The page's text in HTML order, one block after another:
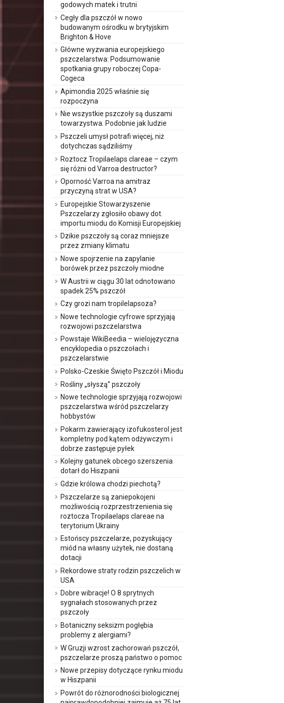
godowych matek i trutni
Cegły dla pszczół w nowo
budowanym ośrodku w brytyjskim
Brighton & Hove
Główne wyzwania europejskiego
pszczelarstwa: Podsumowanie
spotkania grupy roboczej Copa-
Cogeca
Apimondia 2025 właśnie się
rozpoczyna
Nie wszystkie pszczoły są duszami
towarzystwa. Podobnie jak ludzie
Pszczeli umysł potrafi więcej, niż
dotychczas sądziliśmy
Roztocz Tropilaelaps clareae – czym
się różni od Varroa destructor?
Oporność Varroa na amitraz
przyczyną strat w USA?
Europejskie Stowarzyszenie
Pszczelarzy zgłosiło obawy dot.
importu miodu do Komisji Europejskiej
Dzikie pszczoły są coraz mniejsze
przez zmiany klimatu
Nowe spojrzenie na zapylanie
borówek przez pszczoły miodne
W Austrii w ciągu 30 lat odnotowano
spadek 25% pszczół
Czy grozi nam tropilelapsoza?
Nowe technologie cyfrowe sprzyjają
rozwojowi pszczelarstwa
Powstaje WikiBeedia – wielojęzyczna
encyklopedia o pszczołach i
pszczelarstwie
Polsko-Czeskie Święto Pszczół i Miodu
Rośliny „słyszą” pszczoły
Nowe technologie sprzyjają rozwojowi
pszczelarstwa wśród pszczelarzy
hobbystów
Pokarm zawierający izofukosterol jest
kompletny pod kątem odżywczym i
dobrze zastępuje pyłek
Kolejny gatunek obcego szerszenia
dotarł do Hiszpanii
Gdzie królowa chodzi piechotą?
Pszczelarze są zaniepokojeni
możliwością rozprzestrzenienia się
roztocza Tropilaelaps clareae na
terytorium Ukrainy
Estońscy pszczelarze, pozyskujący
miód na własny użytek, nie dostaną
dotacji
Rekordowe straty rodzin pszczelich w
USA
Dobre wibracje! O 8 sprytnych
sygnałach stosowanych przez
pszczoły
Botaniczny seksizm pogłębia
problemy z alergiami?
W Gruzji wzrost zachorowań pszczół,
pszczelarze proszą państwo o pomoc
Nowe przepisy dotyczące rynku miodu
w Hiszpanii
Powrót do różnorodności biologicznej